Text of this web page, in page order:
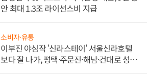
안 최대 1.3조 라이선스비 지급
소비자·유통
이부진 야심작 '신라스테이' 서울신라호텔
보다 잘 나가, 평택·주문진·해남·건대로 성